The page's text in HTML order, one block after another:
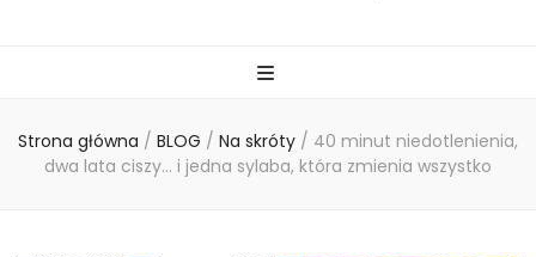
Strona główna / BLOG / Na skróty / 40 minut niedotlenienia,
dwa lata ciszy… i jedna sylaba, która zmienia wszystko